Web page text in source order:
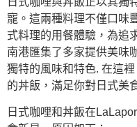
寵。這兩種料理不僅口味
式料理的用餐體驗，為追
南港匯集了多家提供美味
獨特的風味和特色. 在這
的丼飯，滿足你對日式美
日式咖哩和丼飯在